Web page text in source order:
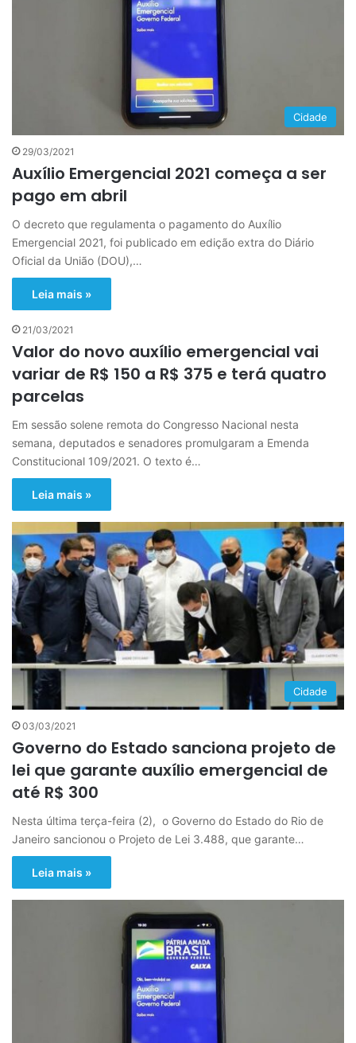
Cidade
29/03/2021
Auxílio Emergencial 2021 começa a ser
pago em abril
O decreto que regulamenta o pagamento do Auxílio
Emergencial 2021, foi publicado em edição extra do Diário
Oficial da União (DOU),…
Leia mais »
21/03/2021
Valor do novo auxílio emergencial vai
variar de R$ 150 a R$ 375 e terá quatro
parcelas
Em sessão solene remota do Congresso Nacional nesta
semana, deputados e senadores promulgaram a Emenda
Constitucional 109/2021. O texto é…
Leia mais »
Cidade
03/03/2021
Governo do Estado sanciona projeto de
lei que garante auxílio emergencial de
até R$ 300
Nesta última terça-feira (2), o Governo do Estado do Rio de
Janeiro sancionou o Projeto de Lei 3.488, que garante…
Leia mais »